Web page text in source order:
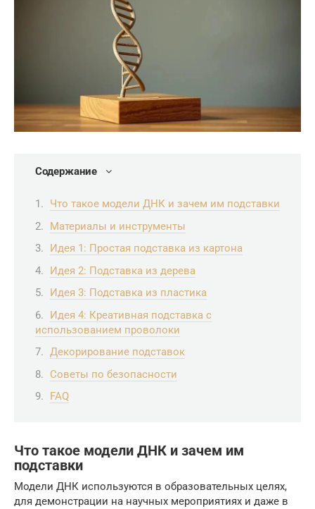
Содержание
Что такое модели ДНК и зачем им подставки
Материалы и инструменты
Идея 1: Простая подставка из картона
Идея 2: Подставка из дерева
Идея 3: Подставка из пластика
Идея 4: Креативная подставка с
использованием проволоки
Декорирование подставок
Советы по безопасности
FAQ
Что такое модели ДНК и зачем им
подставки
Модели ДНК используются в образовательных целях,
для демонстрации на научных мероприятиях и даже в